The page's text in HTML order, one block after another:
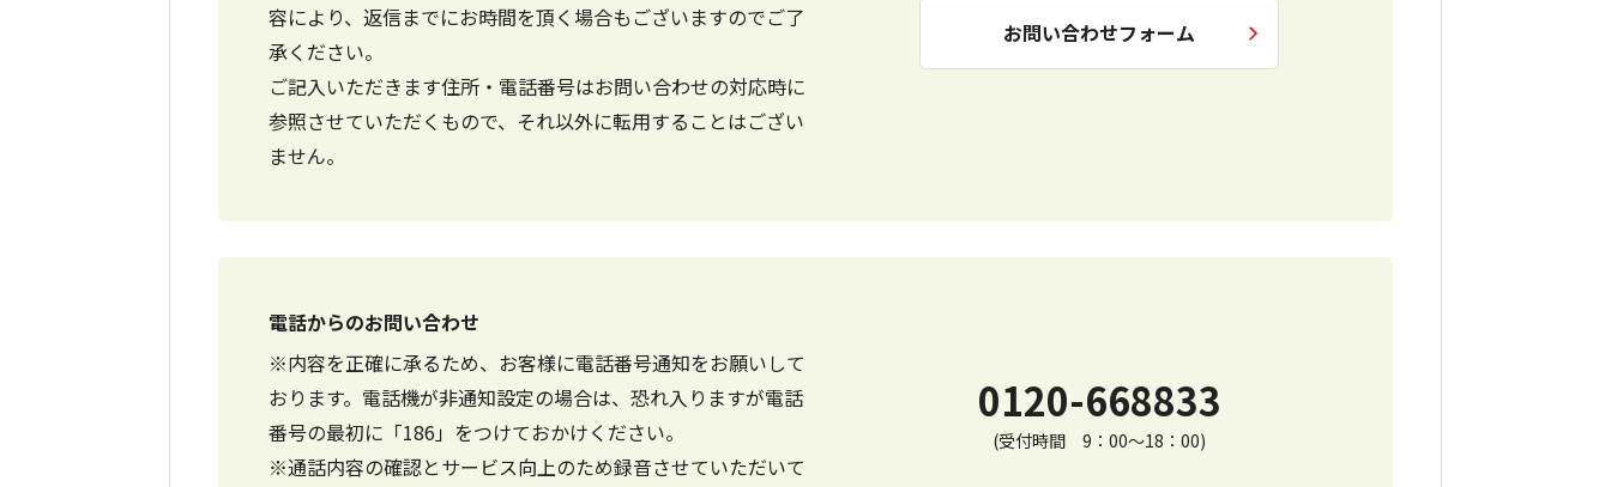
容により、返信までにお時間を頂く場合もございますのでご了
承ください。
ご記入いただきます住所・電話番号はお問い合わせの対応時に
参照させていただくもので、それ以外に転用することはござい
ません。
お問い合わせフォーム
電話からのお問い合わせ
※内容を正確に承るため、お客様に電話番号通知をお願いして
おります。電話機が非通知設定の場合は、恐れ入りますが電話
番号の最初に「186」をつけておかけください。
※通話内容の確認とサービス向上のため録音させていただいて
0120-668833
(受付時間 9：00～18：00)